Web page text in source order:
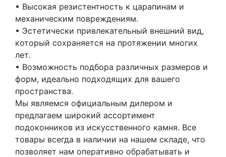
• Высокая резистентность к царапинам и
механическим повреждениям.
• Эстетически привлекательный внешний вид,
который сохраняется на протяжении многих
лет.
• Возможность подбора различных размеров и
форм, идеально подходящих для вашего
пространства.
Мы являемся официальным дилером и
предлагаем широкий ассортимент
подоконников из искусственного камня. Все
товары всегда в наличии на нашем складе, что
позволяет нам оперативно обрабатывать и